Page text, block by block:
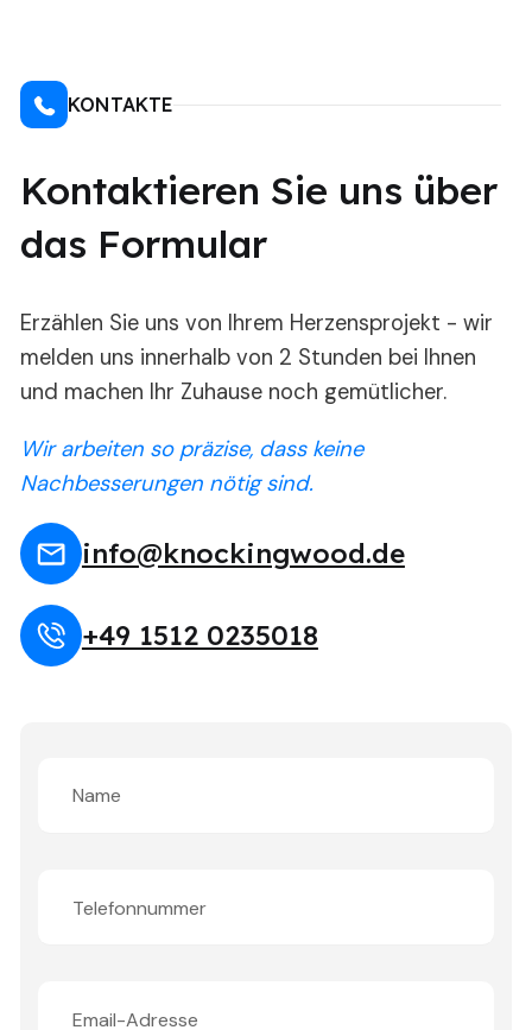
den Ablauf vorher mit Ihnen ab. Falls
größere Umbauten anstehen, helfen wir bei
KONTAKTE
Kontaktieren Sie uns über
das Formular
Erzählen Sie uns von Ihrem Herzensprojekt - wir
melden uns innerhalb von 2 Stunden bei Ihnen
und machen Ihr Zuhause noch gemütlicher.
Wir arbeiten so präzise, dass keine
Nachbesserungen nötig sind.
info@knockingwood.de
+49 1512 0235018